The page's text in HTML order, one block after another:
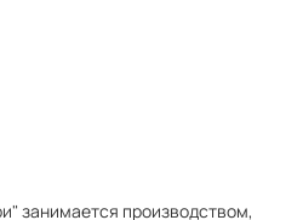
занимается производством,